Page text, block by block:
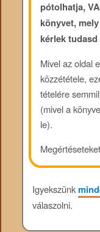
pótolhatja,
könyvet,
kérlek
Mivel az oldal
közzététele,
tételére
(mivel a
le).
Igyekszünk
válaszolni.